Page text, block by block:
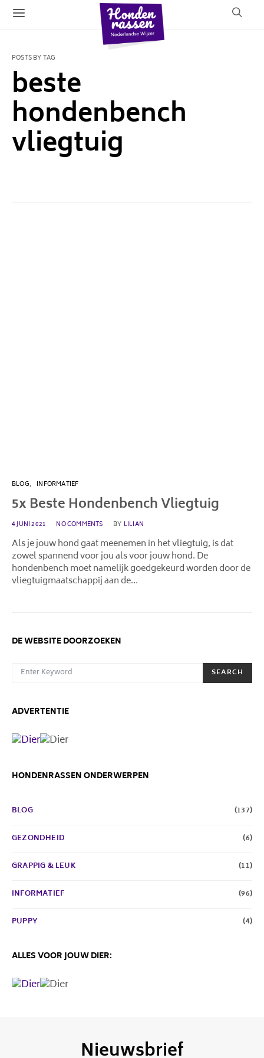
POSTS BY TAG
beste
hondenbench
vliegtuig
BLOG INFORMATIEF
5x Beste Hondenbench Vliegtuig
POSTED
4 JUNI 2021 NO COMMENTS BY LILIAN
Als je jouw hond gaat meenemen in het vliegtuig, is dat
zowel spannend voor jou als voor jouw hond. De
hondenbench moet namelijk goedgekeurd worden door de
vliegtuigmaatschappij aan de…
DE WEBSITE DOORZOEKEN
SEARCH FOR:
SEARCH
ADVERTENTIE
HONDENRASSEN ONDERWERPEN
BLOG (137)
GEZONDHEID (6)
GRAPPIG & LEUK (11)
INFORMATIEF (96)
PUPPY (4)
ALLES VOOR JOUW DIER:
Nieuwsbrief